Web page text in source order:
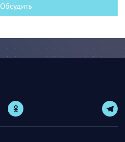
Обсудить